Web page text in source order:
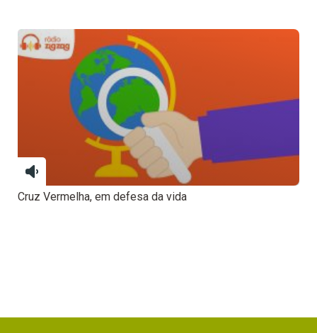
Cruz Vermelha, em defesa da vida